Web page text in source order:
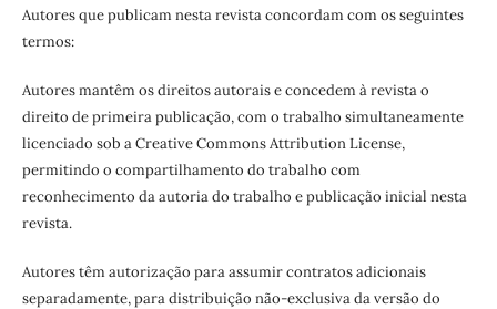
Autores que publicam nesta revista concordam com os seguintes
termos:
Autores mantêm os direitos autorais e concedem à revista o
direito de primeira publicação, com o trabalho simultaneamente
licenciado sob a Creative Commons Attribution License,
permitindo o compartilhamento do trabalho com
reconhecimento da autoria do trabalho e publicação inicial nesta
revista.
Autores têm autorização para assumir contratos adicionais
separadamente, para distribuição não-exclusiva da versão do